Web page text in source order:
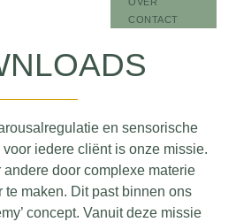
CONTACT
en sensorische
iedere cliënt is onze missie.
andere door complexe materie
te maken. Dit past binnen ons
concept. Vanuit deze missie